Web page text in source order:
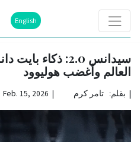
English
سيدانس 2.0: ذكاء
العالم وأغضب هوليوود
| بقلم: تامر كرم | Feb. 15, 2026